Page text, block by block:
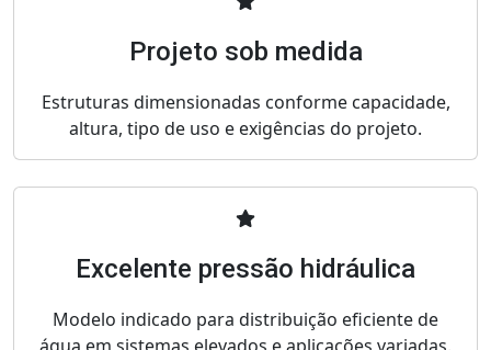
Projeto sob medida
Estruturas dimensionadas conforme capacidade,
altura, tipo de uso e exigências do projeto.
Excelente pressão hidráulica
Modelo indicado para distribuição eficiente de